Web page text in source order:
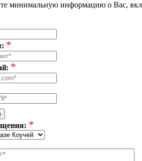
минимальную информацию о Вас,
*
*
*